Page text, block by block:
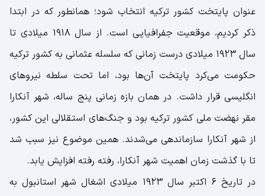
عنوان پایتخت کشور ترکیه انتخاب شود؛ همانطور که در ابتدا
ذکر کردیم، موقعیت جفرافیایی است. از سال 1918 میلادی تا
سال 1923 میلادی درست زمانی که سلسله عثمانی به کشور ترکیه
حکومت می‌کرد پایتخت آن‌ها بود، اما تحت سلطه نیروهای
انگلیسی‌ قرار داشت. در همان بازه زمانی پنج ساله، شهر آنکارا
مقر نهضت ملی کشور ترکیه بود و جنگ‌های استقلالی این کشور،
از شهر آنکارا سازماندهی می‌‌شدند. همین موضوع نیز سبب شد
تا با گذشت زمان اهمیت شهر آنکارا، رفته رفته افزایش یابد.
در تاریخ 6 اکتبر سال 1923 میلادی اشغال شهر استانبول به